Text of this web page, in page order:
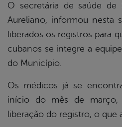
O secretária de saúde de
Aureliano, informou nesta
liberados os registros para
cubanos se integre a
do Município.
Os médicos já se
início do mês de março,
liberação do registro, o que